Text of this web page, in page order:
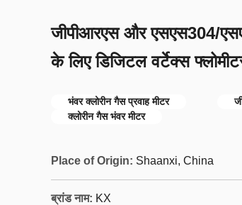
जीपीआरएस और एसएस304/
के लिए डिजिटल वर्टेक्स
भंवर क्लोरीन गैस प्रवाह मीटर
क्लोरीन गैस भंवर मीटर
Place of Origin: Shaanxi, China
ब्रांड नाम: KX